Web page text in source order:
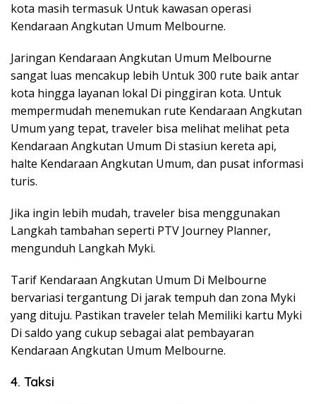
kota masih termasuk Untuk kawasan operasi
Kendaraan Angkutan Umum Melbourne.
Jaringan Kendaraan Angkutan Umum Melbourne
sangat luas mencakup lebih Untuk 300 rute baik antar
kota hingga layanan lokal Di pinggiran kota. Untuk
mempermudah menemukan rute Kendaraan Angkutan
Umum yang tepat, traveler bisa melihat melihat peta
Kendaraan Angkutan Umum Di stasiun kereta api,
halte Kendaraan Angkutan Umum, dan pusat informasi
turis.
Jika ingin lebih mudah, traveler bisa menggunakan
Langkah tambahan seperti PTV Journey Planner,
mengunduh Langkah Myki.
Tarif Kendaraan Angkutan Umum Di Melbourne
bervariasi tergantung Di jarak tempuh dan zona Myki
yang dituju. Pastikan traveler telah Memiliki kartu Myki
Di saldo yang cukup sebagai alat pembayaran
Kendaraan Angkutan Umum Melbourne.
4. Taksi